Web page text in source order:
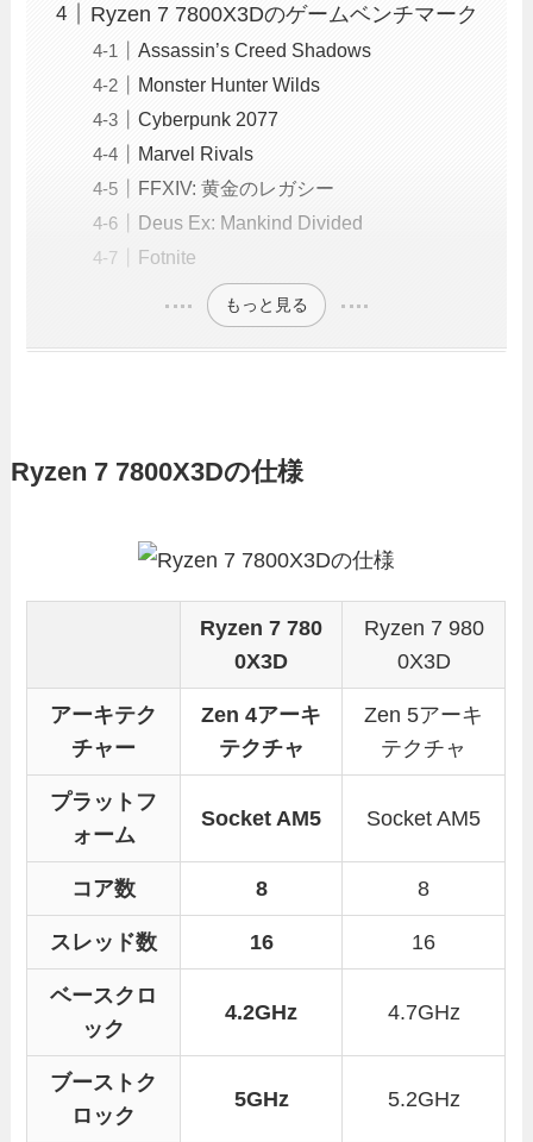
Ryzen 7 7800X3Dのゲームベンチマーク
Assassin’s Creed Shadows
Monster Hunter Wilds
Cyberpunk 2077
Marvel Rivals
FFXIV: 黄金のレガシー
Deus Ex: Mankind Divided
Fotnite
もっと見る
Ryzen 7 7800X3Dの仕様
Ryzen 7 780
0X3D
Ryzen 7 980
0X3D
アーキテク
チャー
Zen 4アーキ
テクチャ
Zen 5アーキ
テクチャ
プラットフ
ォーム
Socket AM5 Socket AM5
コア数 8 8
スレッド数 16 16
ベースクロ
ック
4.2GHz 4.7GHz
ブーストク
ロック
5GHz 5.2GHz